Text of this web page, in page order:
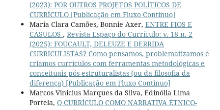
(2023): POR OUTROS PROJETOS POLÍTICOS DE
CURRÍCULO [Publicação em Fluxo Contínuo]
Maria Clara Camões, Bonnie Axer, ENTRE FIOS E
CASULOS , Revista Espaço do Currículo: v. 18 n. 2
(2025): FOUCAULT, DELEUZE E DERRIDA
CURRICULISTAS? Como pensamos, problematizamos e
criamos currículos com ferramentas metodológicas e
conceituais pós-estruturalistas (ou da filosofia da
diferença) [Publicação em Fluxo Contínuo]
Marcos Vinicius Marques da Silva, Edinólia Lima
Portela, O CURRÍCULO COMO NARRATIVA ÉTNICO-